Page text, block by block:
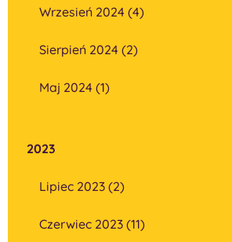
Wrzesień 2024 (4)
Sierpień 2024 (2)
Maj 2024 (1)
2023
Lipiec 2023 (2)
Czerwiec 2023 (11)